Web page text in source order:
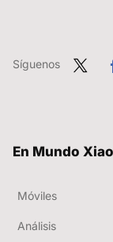
Síguenos
En Mundo
Móviles
Análisis